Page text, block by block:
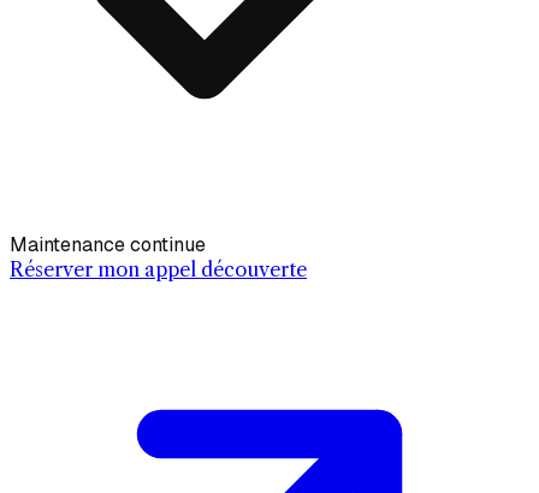
Maintenance continue
Réserver mon appel découverte